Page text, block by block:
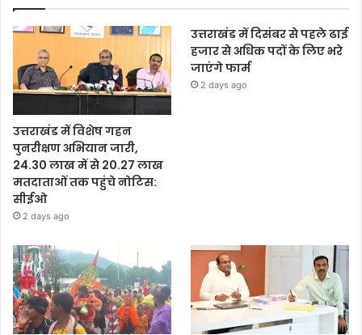
उत्तराखंड में विशेष गहन
पुनरीक्षण अभियान जारी,
24.30 लाख में से 20.27 लाख
मतदाताओं तक पहुंचे नोटिस:
सीईओ
2 days ago
उत्तराखंड में दिसंबर से पहले ढाई
हजार से अधिक पदों के लिए भरे
जाएंगे फार्म
2 days ago